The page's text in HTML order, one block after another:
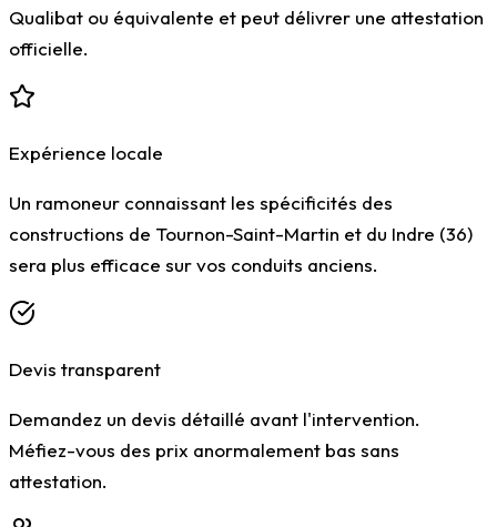
Qualibat ou équivalente et peut délivrer une attestation
officielle.
Expérience locale
Un ramoneur connaissant les spécificités des
constructions de Tournon-Saint-Martin et du Indre (36)
sera plus efficace sur vos conduits anciens.
Devis transparent
Demandez un devis détaillé avant l'intervention.
Méfiez-vous des prix anormalement bas sans
attestation.